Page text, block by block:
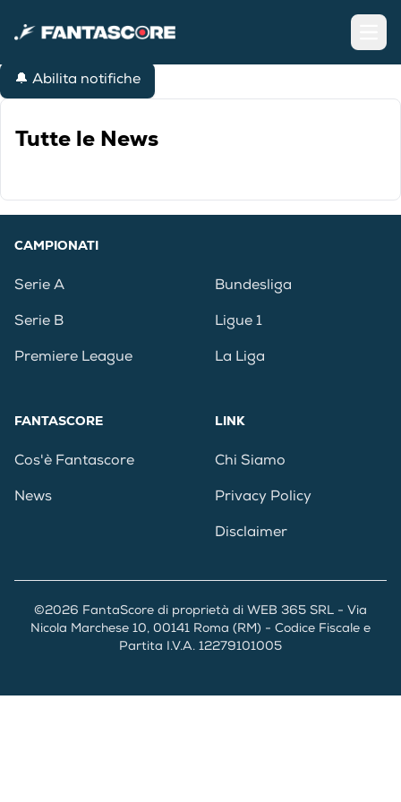
🔔 Abilita notifiche
Tutte le News
CAMPIONATI
Serie A
Serie B
Premiere League
Bundesliga
Ligue 1
La Liga
FANTASCORE
Cos'è Fantascore
News
LINK
Chi Siamo
Privacy Policy
Disclaimer
©2026 FantaScore di proprietà di WEB 365 SRL - Via
Nicola Marchese 10, 00141 Roma (RM) - Codice Fiscale e
Partita I.V.A. 12279101005